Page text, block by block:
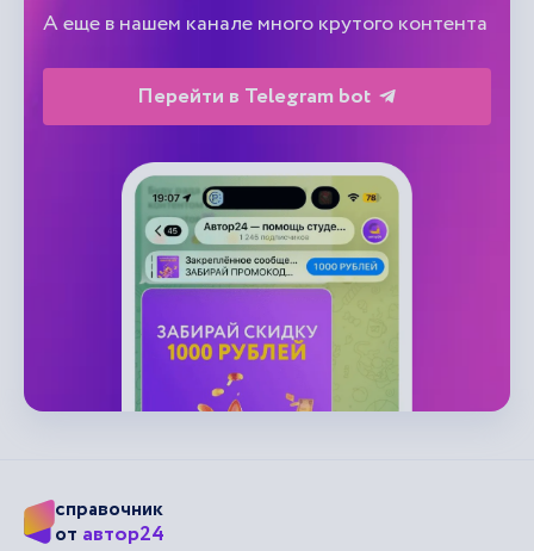
А еще в нашем канале много крутого контента
Перейти в Telegram bot
справочник
от автор24